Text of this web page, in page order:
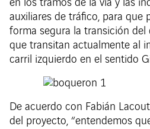
en los tramos de la vía y las
auxiliares de tráfico, para que
forma segura la transición del
que transitan actualmente al
carril izquierdo en el sentido
De acuerdo con Fabián
del proyecto, “entendemos